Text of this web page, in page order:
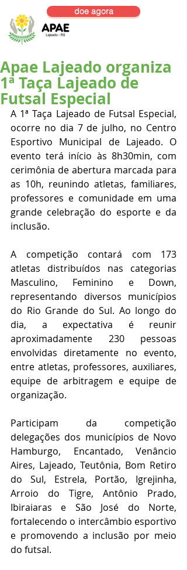
doe agora
Apae Lajeado organiza
1ª Taça Lajeado de
Futsal Especial
A 1ª Taça Lajeado de Futsal Especial,
ocorre no dia 7 de julho, no Centro
Esportivo Municipal de Lajeado. O
evento terá início às 8h30min, com
cerimônia de abertura marcada para
as 10h, reunindo atletas, familiares,
professores e comunidade em uma
grande celebração do esporte e da
inclusão.
A competição contará com 173
atletas distribuídos nas categorias
Masculino, Feminino e Down,
representando diversos municípios
do Rio Grande do Sul. Ao longo do
dia, a expectativa é reunir
aproximadamente 230 pessoas
envolvidas diretamente no evento,
entre atletas, professores, auxiliares,
equipe de arbitragem e equipe de
organização.
Participam da competição
delegações dos municípios de Novo
Hamburgo, Encantado, Venâncio
Aires, Lajeado, Teutônia, Bom Retiro
do Sul, Estrela, Portão, Igrejinha,
Arroio do Tigre, Antônio Prado,
Ibiraiaras e São José do Norte,
fortalecendo o intercâmbio esportivo
e promovendo a inclusão por meio
do futsal.